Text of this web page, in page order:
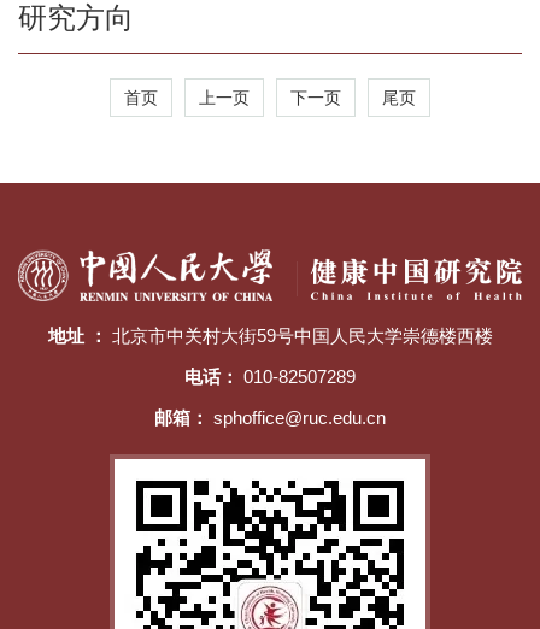
研究方向
首页 上一页 下一页 尾页
地址 ： 北京市中关村大街59号中国人民大学崇德楼西楼
电话： 010-82507289
邮箱： sphoffice@ruc.edu.cn